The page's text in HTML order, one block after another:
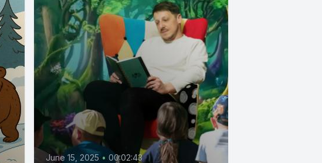
June 15, 2025 • 00:02:43